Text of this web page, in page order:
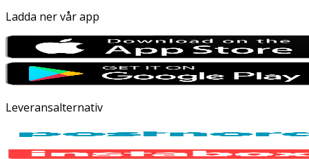
Ladda ner vår app
Leveransalternativ